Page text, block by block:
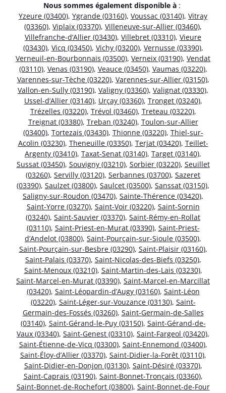
Nous sommes également disponible à :
Yzeure (03400), Ygrande (03160), Voussac (03140), Vitray
(03360), Viplaix (03370), Villeneuve-sur-Allier (03460),
Villefranche-d’Allier (03430), Villebret (03310), Vieure
(03430), Vicq (03450), Vichy (03200), Vernusse (03390),
Verneuil-en-Bourbonnais (03500), Verneix (03190), Vendat
(03110), Venas (03190), Veauce (03450), Vaumas (03220),
Varennes-sur-Tèche (03220), Varennes-sur-Allier (03150),
Vallon-en-Sully (03190), Valigny (03360), Valignat (03330),
Ussel-d’Allier (03140), Urçay (03360), Tronget (03240),
Trézelles (03220), Trévol (03460), Treteau (03220),
Treignat (03380), Treban (03240), Toulon-sur-Allier
(03400), Tortezais (03430), Thionne (03220), Thiel-sur-
Acolin (03230), Theneuille (03350), Terjat (03420), Teillet-
Argenty (03410), Taxat-Senat (03140), Target (03140),
Sussat (03450), Souvigny (03210), Sorbier (03220), Seuillet
(03260), Servilly (03120), Serbannes (03700), Sazeret
(03390), Saulzet (03800), Saulcet (03500), Sanssat (03150),
Saligny-sur-Roudon (03470), Sainte-Thérence (03420),
Saint-Yorre (03270), Saint-Voir (03220), Saint-Sornin
(03240), Saint-Sauvier (03370), Saint-Rémy-en-Rollat
(03110), Saint-Priest-en-Murat (03390), Saint-Priest-
d’Andelot (03800), Saint-Pourçain-sur-Sioule (03500),
Saint-Pourçain-sur-Besbre (03290), Saint-Plaisir (03160),
Saint-Palais (03370), Saint-Nicolas-des-Biefs (03250),
Saint-Menoux (03210), Saint-Martin-des-Lais (03230),
Saint-Marcel-en-Murat (03390), Saint-Marcel-en-Marcillat
(03420), Saint-Léopardin-d’Augy (03160), Saint-Léon
(03220), Saint-Léger-sur-Vouzance (03130), Saint-
Germain-des-Fossés (03260), Saint-Germain-de-Salles
(03140), Saint-Gérand-le-Puy (03150), Saint-Gérand-de-
Vaux (03340), Saint-Genest (03310), Saint-Fargeol (03420),
Saint-Étienne-de-Vicq (03300), Saint-Ennemond (03400),
Saint-Éloy-d’Allier (03370), Saint-Didier-la-Forêt (03110),
Saint-Didier-en-Donjon (03130), Saint-Désiré (03370),
Saint-Caprais (03190), Saint-Bonnet-Tronçais (03360),
Saint-Bonnet-de-Rochefort (03800), Saint-Bonnet-de-Four